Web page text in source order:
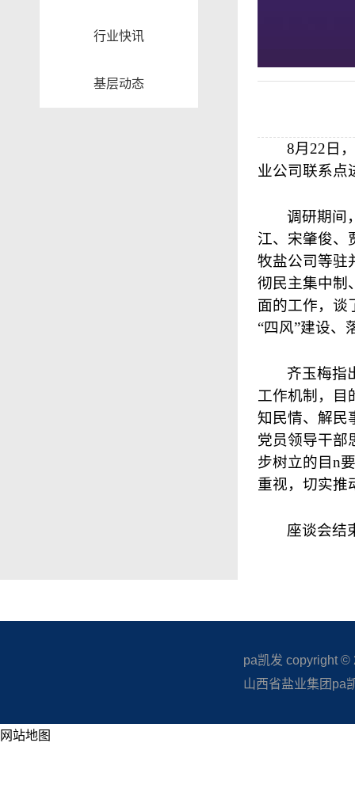
行业快讯
基层动态
8月 22 日
业公司联系点
调研期间
江、宋肇俊、
牧盐公司等驻
彻民主集中制
面的工作，谈
“四风”建设、
齐玉梅指
工作机制，目
知民情、解民
党员领导干部
步树立的目n
重视，切实推
座谈会结
pa凯发 copyright ©
山西省盐业集团pa
网站地图